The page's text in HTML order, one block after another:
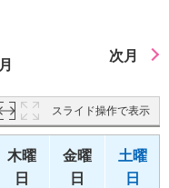
月
次月
スライド操作で表示
木曜
日
金曜
日
土曜
日